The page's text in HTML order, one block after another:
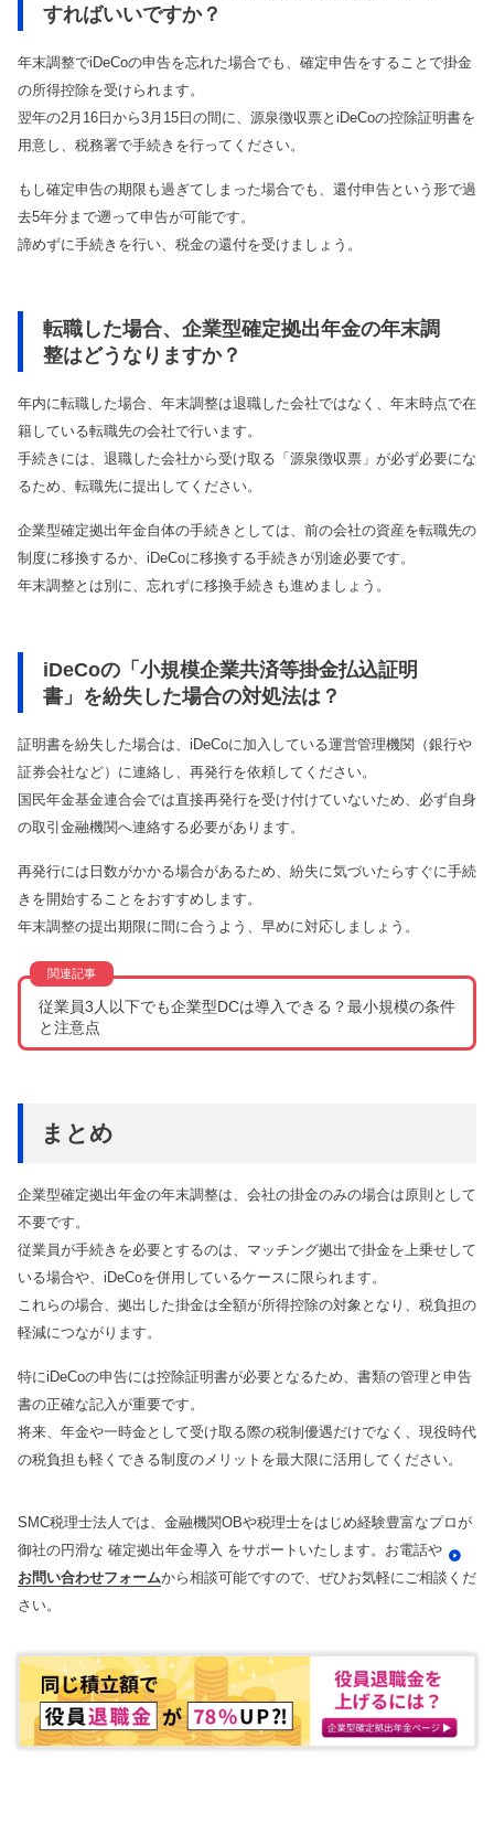
すればいいですか？
年末調整でiDeCoの申告を忘れた場合でも、確定申告をすることで掛金
の所得控除を受けられます。
翌年の2月16日から3月15日の間に、源泉徴収票とiDeCoの控除証明書を
用意し、税務署で手続きを行ってください。
もし確定申告の期限も過ぎてしまった場合でも、還付申告という形で過
去5年分まで遡って申告が可能です。
諦めずに手続きを行い、税金の還付を受けましょう。
転職した場合、企業型確定拠出年金の年末調
整はどうなりますか？
年内に転職した場合、年末調整は退職した会社ではなく、年末時点で在
籍している転職先の会社で行います。
手続きには、退職した会社から受け取る「源泉徴収票」が必ず必要にな
るため、転職先に提出してください。
企業型確定拠出年金自体の手続きとしては、前の会社の資産を転職先の
制度に移換するか、iDeCoに移換する手続きが別途必要です。
年末調整とは別に、忘れずに移換手続きも進めましょう。
iDeCoの「小規模企業共済等掛金払込証明
書」を紛失した場合の対処法は？
証明書を紛失した場合は、iDeCoに加入している運営管理機関（銀行や
証券会社など）に連絡し、再発行を依頼してください。
国民年金基金連合会では直接再発行を受け付けていないため、必ず自身
の取引金融機関へ連絡する必要があります。
再発行には日数がかかる場合があるため、紛失に気づいたらすぐに手続
きを開始することをおすすめします。
年末調整の提出期限に間に合うよう、早めに対応しましょう。
従業員3人以下でも企業型DCは導入できる？最小規模の条件
と注意点
まとめ
企業型確定拠出年金の年末調整は、会社の掛金のみの場合は原則として
不要です。
従業員が手続きを必要とするのは、マッチング拠出で掛金を上乗せして
いる場合や、iDeCoを併用しているケースに限られます。
これらの場合、拠出した掛金は全額が所得控除の対象となり、税負担の
軽減につながります。
特にiDeCoの申告には控除証明書が必要となるため、書類の管理と申告
書の正確な記入が重要です。
将来、年金や一時金として受け取る際の税制優遇だけでなく、現役時代
の税負担も軽くできる制度のメリットを最大限に活用してください。
SMC税理士法人では、金融機関OBや税理士をはじめ経験豊富なプロが
御社の円滑な 確定拠出年金導入 をサポートいたします。お電話や
お問い合わせフォームから相談可能ですので、ぜひお気軽にご相談くだ
さい。